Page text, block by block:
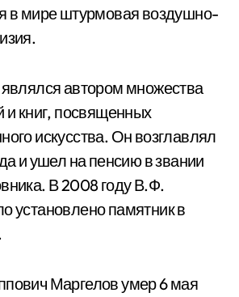
в мире штурмовая воздушно-
автором множества
и книг, посвященных
искусства. Он возглавлял
и ушел на пенсию в звании
В 2008 году В.Ф.
установлено памятник в
Маргелов умер 6 мая